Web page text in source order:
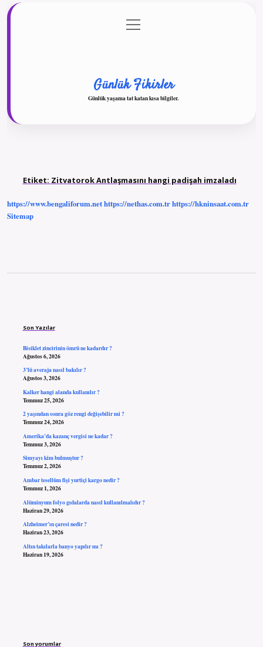
Gizlilik Politikası
menüyü
aç
Günlük Fikirler
Günlük yaşama tat katan kısa bilgiler.
Etiket: Zitvatorok Antlaşmasını hangi padişah imzaladı
https://www.bengaliforum.nethttps://nethas.com.trhttps://hkninsaat.com.tr
Sitemap
Son Yazılar
Bisiklet zincirinin ömrü ne kadardır ?
Ağustos 6, 2026
3’lü averaja nasıl bakılır ?
Ağustos 3, 2026
Kalker hangi alanda kullanılır ?
Temmuz 25, 2026
2 yaşından sonra göz rengi değişebilir mi ?
Temmuz 24, 2026
Amerika’da kazanç vergisi ne kadar ?
Temmuz 3, 2026
Simyayı kim bulmuştur ?
Temmuz 2, 2026
Ambar tesellüm fişi yurtiçi kargo nedir ?
Temmuz 1, 2026
Alüminyum folyo gıdalarda nasıl kullanılmalıdır ?
Haziran 29, 2026
Alzheimer’ın çaresi nedir ?
Haziran 23, 2026
Altın takılarla banyo yapılır mı ?
Haziran 19, 2026
Son yorumlar